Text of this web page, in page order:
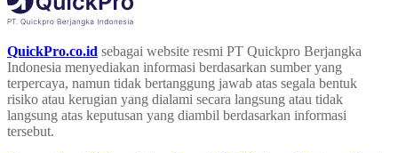
QuickPro.co.id sebagai website resmi PT Quickpro Berjangka
Indonesia menyediakan informasi berdasarkan sumber yang
terpercaya, namun tidak bertanggung jawab atas segala bentuk
risiko atau kerugian yang dialami secara langsung atau tidak
langsung atas keputusan yang diambil berdasarkan informasi
tersebut.